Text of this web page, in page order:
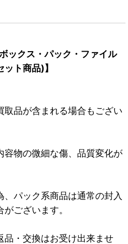
ックス・パック・ファイル
ト商品)】
取品が含まれる場合もござい
容物の微細な傷、品質変化が
、パック系商品は通常の封入
ございます。
品・交換はお受け出来ませ